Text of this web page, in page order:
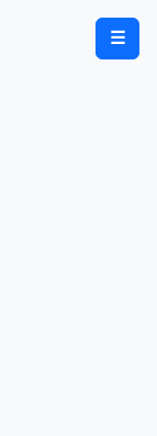
☰